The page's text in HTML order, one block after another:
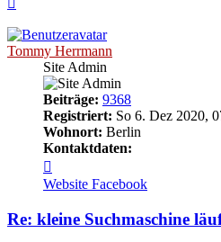
Tommy Herrmann
Site Admin
Beiträge: 9368
Registriert: So 6. Dez 2020,
Wohnort: Berlin
Kontaktdaten:
von
Tommy
Herrmann
Website Facebook
Re: kleine Suchmaschine